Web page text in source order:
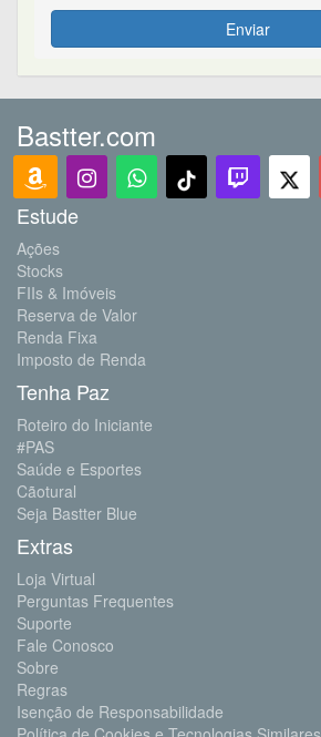
Enviar
Bastter.com
Estude
Ações
Stocks
FIIs & Imóveis
Reserva de Valor
Renda Fixa
Imposto de Renda
Tenha Paz
Roteiro do Iniciante
#PAS
Saúde e Esportes
Cãotural
Seja Bastter Blue
Extras
Loja Virtual
Perguntas Frequentes
Suporte
Fale Conosco
Sobre
Regras
Isenção de Responsabilidade